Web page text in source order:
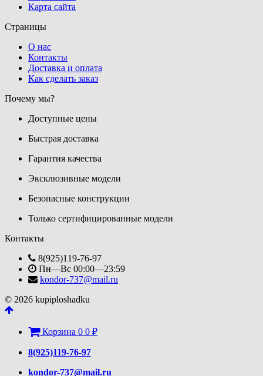
Карта сайта
Страницы
О нас
Контакты
Доставка и оплата
Как сделать заказ
Почему мы?
Доступные цены
Быстрая доставка
Гарантия качества
Эксклюзивные модели
Безопасные конструкции
Только сертифицированные модели
Контакты
8(925)119-76-97
Пн—Вс 00:00—23:59
kondor-737@mail.ru
© 2026 kupiploshadku
Корзина 0 0 ₽
8(925)119-76-97
kondor-737@mail.ru